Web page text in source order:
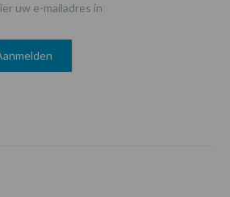
uw e-mailadres in